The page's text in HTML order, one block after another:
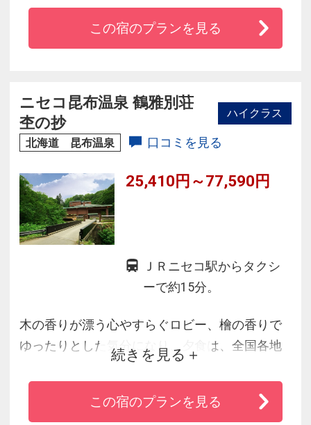
◆ピローギャラリーでは心地よく、快適な眠り
をご満喫いただけるよう、お客様お好きな枕を
野菜料理など、沢山の和洋中創作料理をビュッ
フェスタイルでお召し上がりください。
この宿のプランを見る
ニセコ昆布温泉 鶴雅別荘
杢の抄
ハイクラス
北海道 昆布温泉 口コミを見る
25,410円～77,590円
ＪＲニセコ駅からタクシ
ーで約15分。
木の香りが漂う心やすらぐロビー、檜の香りで
ゆったりとした気分になり、夕食は、全国各地
から、よりすぐれた新鮮な食材をふんだんに使
用した会席料理でお楽しみ下さい。ホテル横に
流れるアンベツ川は、旅の疲れを癒され、ゆっ
続きを見る
この宿のプランを見る